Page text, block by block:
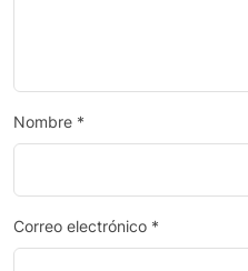
Nombre *
Correo electrónico *